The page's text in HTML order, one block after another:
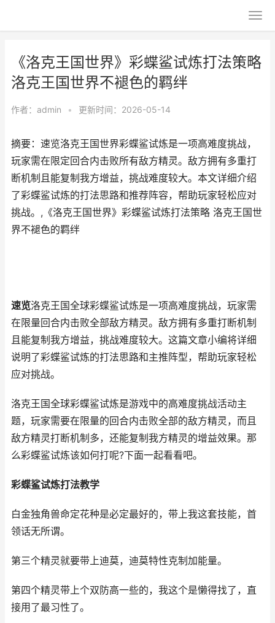
《洛克王国世界》彩蝶鲨试炼打法策略
洛克王国世界不褪色的羁绊
作者： admin • 更新时间：2026-05-14
摘要：速览洛克王国世界彩蝶鲨试炼是一项高难度挑战，
玩家需在限定回合内击败所有敌方精灵。敌方拥有多重打
断机制且能复制我方增益，挑战难度较大。本文详细介绍
了彩蝶鲨试炼的打法思路和推荐阵容，帮助玩家轻松应对
挑战。,《洛克王国世界》彩蝶鲨试炼打法策略 洛克王国世
界不褪色的羁绊
速览洛克王国全球彩蝶鲨试炼是一项高难度挑战，玩家需
在限量回合内击败全部敌方精灵。敌方拥有多重打断机制
且能复制我方增益，挑战难度较大。这篇文章小编将详细
说明了彩蝶鲨试炼的打法思路和主推阵型，帮助玩家轻松
应对挑战。
洛克王国全球彩蝶鲨试炼是游戏中的高难度挑战活动主
题，玩家需要在限量的回合内击败全部的敌方精灵，而且
敌方精灵打断机制多，还能复制我方精灵的增益效果。那
么彩蝶鲨试炼该如何打呢?下面一起看看吧。
彩蝶鲨试炼打法教学
白金独角兽命定花种是必定最好的，带上我这套技能，首
领话无所谓。
第三个精灵就要带上迪莫，迪莫特性克制加能量。
第四个精灵带上个双防高一些的，我这个是懒得找了，直
接用了最习性了。